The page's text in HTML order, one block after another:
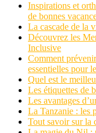
Inspirations et
de bonnes
La cascade de la
Découvrez les
Inclusive
Comment
essentielles pour
Quel est le
Les étiquettes de
Les avantages
La Tanzanie : les
Tout savoir sur la